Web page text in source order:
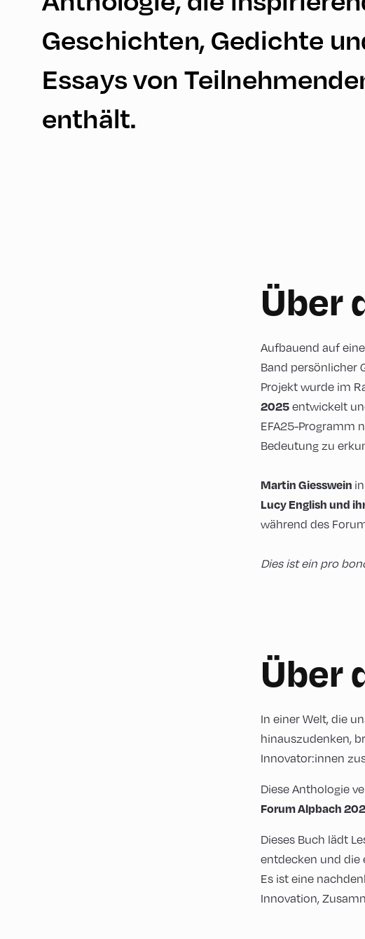
Geschichten, Gedichte
Essays von
enthält.
Über
Aufbauend auf
Band persönlicher
Projekt wurde im
2025 entwickelt
EFA25-Programm
Bedeutung zu
Martin Giesswein
Lucy English und
während des
Dies ist ein pro
Über
In einer Welt, die
hinauszudenken,
Innovator:innen
Diese Anthologie
Forum Alpbach
Dieses Buch lädt
entdecken und die
Es ist eine
Innovation,